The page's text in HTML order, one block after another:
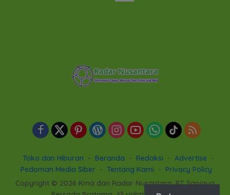
Toko dan Hiburan Beranda Redaksi
Advertise
Pedoman Media Siber
Tentang Kami
Privacy Policy
Copyright © 2026 Kma dan Radar Nusantara. PT Sanjaya